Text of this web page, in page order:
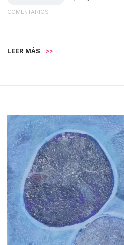
COMENTARIOS
LEER MÁS >>